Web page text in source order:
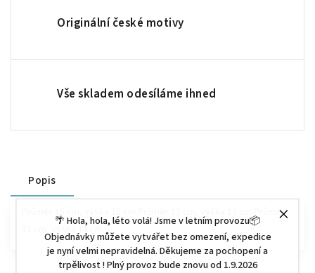
🌴 Hola, hola, léto volá! Jsme v letním provozu📦
Objednávky můžete vytvářet bez omezení, expedice
je nyní velmi nepravidelná. Děkujeme za pochopení a
trpělivost ! Plný provoz bude znovu od 1.9.2026
Originální české motivy
Vše skladem odesíláme ihned
Popis
Průměr 15 cm, výška 15 cm Průměr 13 cm, výška 13 cm Průměr
11 cm, výška 11 cm